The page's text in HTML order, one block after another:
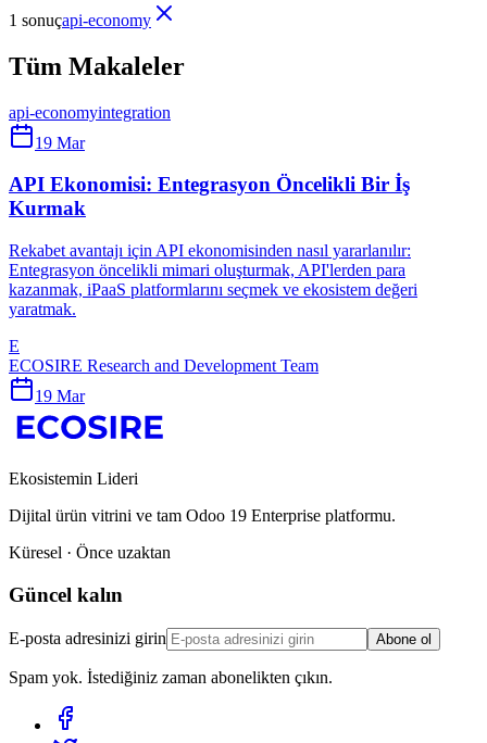
1 sonuçapi-economy
Tüm Makaleler
api-economyintegration
19 Mar
API Ekonomisi: Entegrasyon Öncelikli Bir İş
Kurmak
Rekabet avantajı için API ekonomisinden nasıl yararlanılır:
Entegrasyon öncelikli mimari oluşturmak, API'lerden para
kazanmak, iPaaS platformlarını seçmek ve ekosistem değeri
yaratmak.
E
ECOSIRE Research and Development Team
19 Mar
Ekosistemin Lideri
Dijital ürün vitrini ve tam Odoo 19 Enterprise platformu.
Küresel · Önce uzaktan
Güncel kalın
E-posta adresinizi girin Abone ol
Spam yok. İstediğiniz zaman abonelikten çıkın.